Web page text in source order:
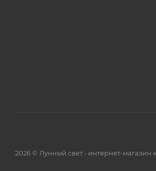
2026 © Лунный свет - интернет-магазин